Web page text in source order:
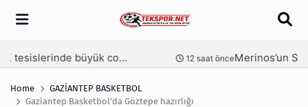
Arama
Merinos’un Sultanları yemekte buluştu 1 gün önce
Home
GAZİANTEP BASKETBOL
Gaziantep Basketbol'da Göztepe hazırlığı